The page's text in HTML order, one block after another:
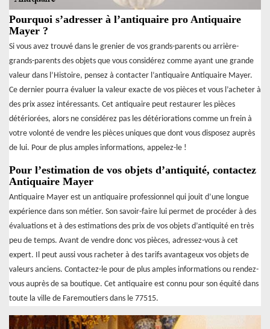
Pourquoi s’adresser à l’antiquaire pro Antiquaire
Mayer ?
Si vous avez trouvé dans le grenier de vos grands-parents ou arrière-
grands-parents des objets que vous considérez comme ayant une grande
valeur dans l’Histoire, pensez à contacter l’antiquaire Antiquaire Mayer.
Ce dernier pourra évaluer la valeur exacte de vos pièces et vous l’acheter à
des prix assez intéressants. Cet antiquaire peut restaurer les pièces
détériorées, alors ne considérez pas les détériorations comme un frein à
votre volonté de vendre les pièces uniques que dont vous disposez auprès
de lui. Pour de plus amples informations, appelez-le !
Pour l’estimation de vos objets d’antiquité, contactez
Antiquaire Mayer
Antiquaire Mayer est un antiquaire professionnel qui jouit d’une longue
expérience dans son métier. Son savoir-faire lui permet de procéder à des
évaluations et à des estimations des prix de vos objets d’antiquité en très
peu de temps. Avant de vendre donc vos pièces, adressez-vous à cet
expert. Il peut aussi vous racheter à des tarifs avantageux vos objets de
valeurs anciens. Contactez-le pour de plus amples informations ou rendez-
vous auprès de sa boutique. Cet antiquaire est connu pour son équité dans
toute la ville de Faremoutiers dans le 77515.